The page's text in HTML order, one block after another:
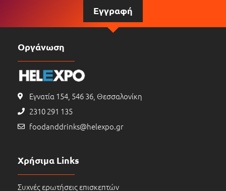
Εγγραφή
Οργάνωση
Εγνατία 154, 546 36, Θεσσαλονίκη
2310 291 135
foodanddrinks@helexpo.gr
Χρήσιμα Links
Συχνές ερωτήσεις επισκεπτών